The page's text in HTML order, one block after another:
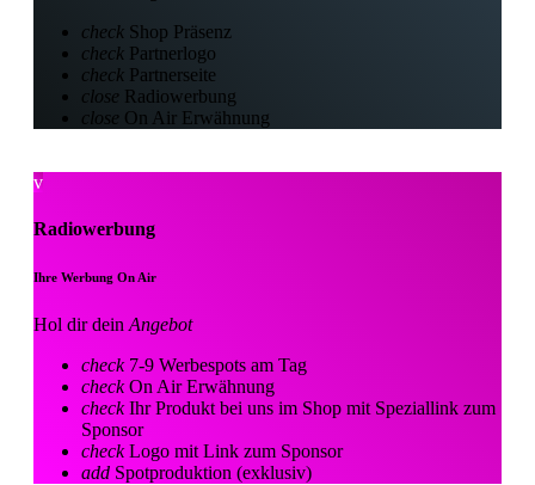
check Shop Präsenz
check Partnerlogo
check Partnerseite
close Radiowerbung
close On Air Erwähnung
Radiowerbung
Ihre Werbung On Air
Hol dir dein Angebot
check7-9 Werbespots am Tag
checkOn Air Erwähnung
checkIhr Produkt bei uns im Shop mit Speziallink zum
Sponsor
checkLogo mit Link zum Sponsor
add Spotproduktion (exklusiv)